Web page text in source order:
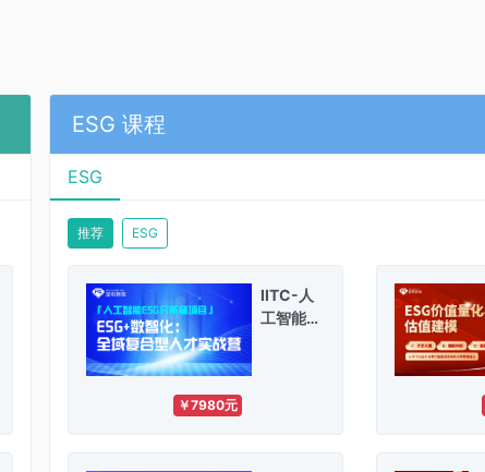
ESG 课程
ESG
推荐 ESG
IITC-人
工智能E
￥7980元